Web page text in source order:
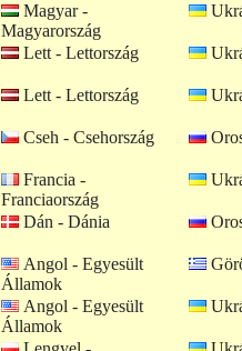
Magyar -
Magyarország
Lett - Lettország
Lett - Lettország
Cseh - Csehország
Francia -
Franciaország
Dán - Dánia
Angol - Egyesült
Államok
Angol - Egyesült
Államok